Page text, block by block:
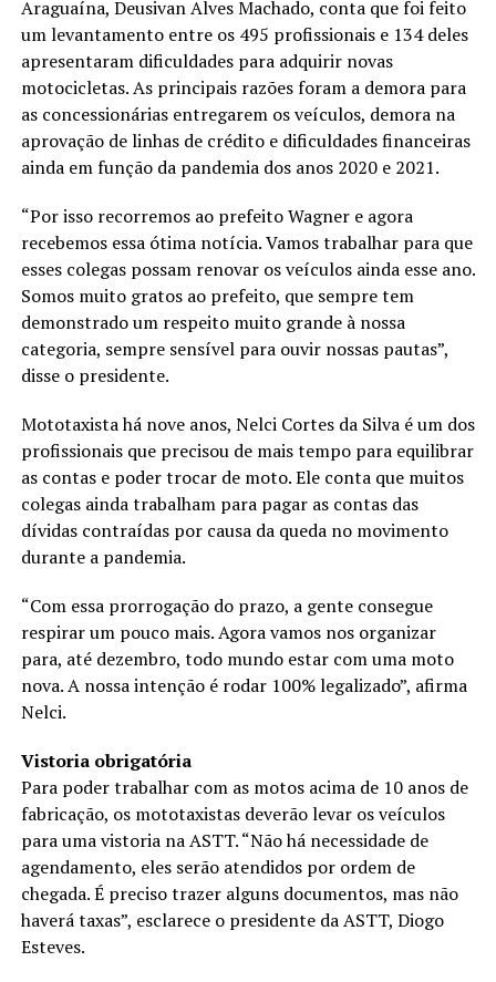
Araguaína, Deusivan Alves Machado, conta que foi feito
um levantamento entre os 495 profissionais e 134 deles
apresentaram dificuldades para adquirir novas
motocicletas. As principais razões foram a demora para
as concessionárias entregarem os veículos, demora na
aprovação de linhas de crédito e dificuldades financeiras
ainda em função da pandemia dos anos 2020 e 2021.
“Por isso recorremos ao prefeito Wagner e agora
recebemos essa ótima notícia. Vamos trabalhar para que
esses colegas possam renovar os veículos ainda esse ano.
Somos muito gratos ao prefeito, que sempre tem
demonstrado um respeito muito grande à nossa
categoria, sempre sensível para ouvir nossas pautas”,
disse o presidente.
Mototaxista há nove anos, Nelci Cortes da Silva é um dos
profissionais que precisou de mais tempo para equilibrar
as contas e poder trocar de moto. Ele conta que muitos
colegas ainda trabalham para pagar as contas das
dívidas contraídas por causa da queda no movimento
durante a pandemia.
“Com essa prorrogação do prazo, a gente consegue
respirar um pouco mais. Agora vamos nos organizar
para, até dezembro, todo mundo estar com uma moto
nova. A nossa intenção é rodar 100% legalizado”, afirma
Nelci.
Vistoria obrigatória
Para poder trabalhar com as motos acima de 10 anos de
fabricação, os mototaxistas deverão levar os veículos
para uma vistoria na ASTT. “Não há necessidade de
agendamento, eles serão atendidos por ordem de
chegada. É preciso trazer alguns documentos, mas não
haverá taxas”, esclarece o presidente da ASTT, Diogo
Esteves.